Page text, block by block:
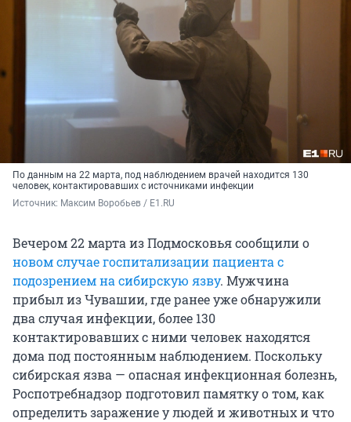
По данным на 22 марта, под наблюдением врачей находится 130
человек, контактировавших с источниками инфекции
Источник: Максим Воробьев / E1.RU
Вечером 22 марта из Подмосковья сообщили о
новом случае госпитализации пациента с
подозрением на сибирскую язву. Мужчина
прибыл из Чувашии, где ранее уже обнаружили
два случая инфекции, более 130
контактировавших с ними человек находятся
дома под постоянным наблюдением. Поскольку
сибирская язва — опасная инфекционная болезнь,
Роспотребнадзор подготовил памятку о том, как
определить заражение у людей и животных и что